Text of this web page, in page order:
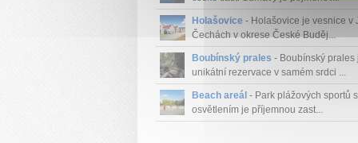
Holašovice - Holašovice je vesnice v
Čechách v okrese České Buděj...
Boubínský prales - Boubínský prales
unikátní rezervace v samém srdci ...
Beach areál - Park plážových sportů
osvětlením je příjemnou zast...